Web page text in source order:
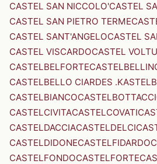
CASTEL SAN NICCOLO'CASTEL
CASTEL SAN PIETRO TERME
CASTEL SANT'ANGELOCASTEL
CASTEL VISCARDOCASTEL
CASTELBELFORTE
CASTELBELLO CIARDES
CASTELBIANCO
CASTELCIVITACASTELCOVATI
CASTELDACCIACASTELDELCI
CASTELDIDONECASTELFIDARDO
CASTELFONDOCASTELFORTE